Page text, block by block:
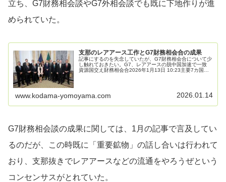
立ち、G7財務相会談やG7外相会談でも既に下地作りが進
められていた。
支那のレアアース工作とG7財務相会合の成果
記事にするのを失念していたが、G7財務相会合について少
し触れておきたい。G7、レアアースの脱中国加速で一致
資源国交え財務相会合2026年1月13日 10:23主要7カ国
www.kodama-yomoyama.com 2026.01.14
G7財務相会談の成果に関しては、1月の記事で言及してい
るのだが、この時既に「重要鉱物」の話し合いは行われて
おり、支那抜きでレアアースなどの流通をやろうぜという
コンセンサスがとれていた。